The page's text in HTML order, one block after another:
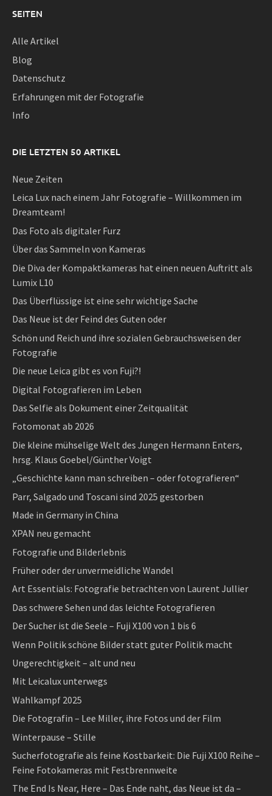
SEITEN
Alle Artikel
Blog
Datenschutz
Erfahrungen mit der Fotografie
Info
DIE LETZTEN 50 ARTIKEL
Neue Zeiten
Leica Lux nach einem Jahr Fotografie – Willkommen im
Dreamteam!
Das Foto als digitaler Furz
Über das Sammeln von Kameras
Die Diva der Kompaktkameras hat einen neuen Auftritt als
Lumix L10
Das Überflüssige ist eine sehr wichtige Sache
Das Neue ist der Feind des Guten oder
Schön und Reich und ihre sozialen Gebrauchsweisen der
Fotografie
Die neue Leica gibt es von Fuji?!
Digital Fotografieren im Leben
Das Selfie als Dokument einer Zeitqualität
Fotomonat ab 2026
Die kleine mühselige Welt des Jungen Hermann Enters,
hrsg. Klaus Goebel/Günther Voigt
„Geschichte kann man schreiben – oder fotografieren“
Parr, Salgado und Toscani sind 2025 gestorben
Made in Germany in China
XPAN neu gemacht
Fotografie und Bilderlebnis
Früher oder der unvermeidliche Wandel
Art Essentials: Fotografie betrachten von Laurent Jullier
Das schwere Sehen und das leichte Fotografieren
Der Sucher ist die Seele – Fuji X100 von 1 bis 6
Wenn Politik schöne Bilder statt guter Politik macht
Ungerechtigkeit – alt und neu
Mit Leicalux unterwegs
Wahlkampf 2025
Die Fotografin – Lee Miller, ihre Fotos und der Film
Winterpause – Stille
Sucherfotografie als feine Kostbarkeit: Die Fuji X100 Reihe –
Feine Fotokameras mit Festbrennweite
The End Is Near, Here – Das Ende naht, das Neue ist da –